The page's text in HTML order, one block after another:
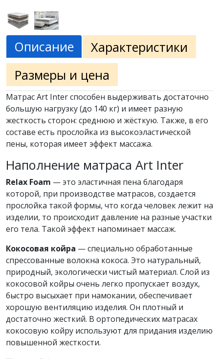
Описание
Характеристики
Размеры и цена
Матрас Art Inter способен выдерживать достаточно
большую нагрузку (до 140 кг) и имеет разную
жесткость сторон: среднюю и жёсткую. Также, в его
составе есть прослойка из высокоэластической
пены, которая имеет эффект массажа.
Наполнение матраса Art Inter
Relax Foam — это эластичная пена благодаря
которой, при производстве матрасов, создается
прослойка такой формы, что когда человек лежит на
изделии, то происходит давление на разные участки
его тела. Такой эффект напоминает массаж.
Кокосовая койра — специально обработанные
спрессованные волокна кокоса. Это натуральный,
природный, экологически чистый материал. Слой из
кокосовой койры очень легко пропускает воздух,
быстро высыхает при намокании, обеспечивает
хорошую вентиляцию изделия. Он плотный и
достаточно жесткий. В ортопедических матрасах
кокосовую койру используют для придания изделию
повышенной жесткости.